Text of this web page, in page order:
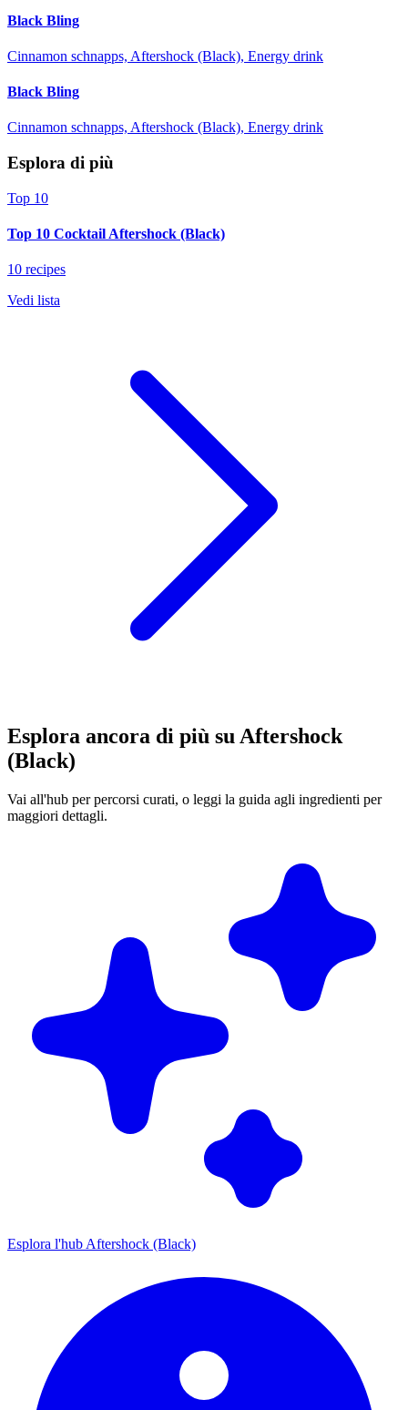
Black Bling
Cinnamon schnapps, Aftershock (Black), Energy drink
Black Bling
Cinnamon schnapps, Aftershock (Black), Energy drink
Esplora di più
Top 10
Top 10 Cocktail Aftershock (Black)
10 recipes
Vedi lista
Esplora ancora di più su Aftershock
(Black)
Vai all'hub per percorsi curati, o leggi la guida agli ingredienti per
maggiori dettagli.
Esplora l'hub Aftershock (Black)